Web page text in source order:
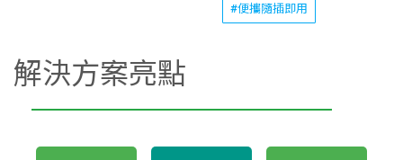
#便攜隨插即用
解決方案亮點